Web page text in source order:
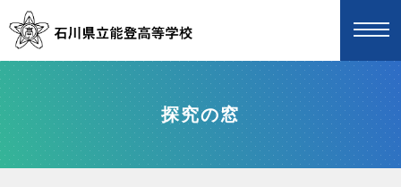
探究の窓